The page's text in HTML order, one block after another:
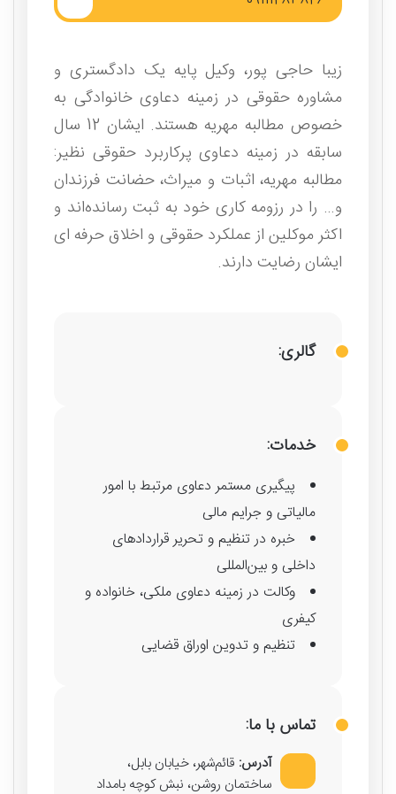
زیبا حاجی پور، وکیل پایه یک دادگستری و
مشاوره حقوقی در زمینه دعاوی خانوادگی به
خصوص مطالبه مهریه هستند. ایشان 12 سال
سابقه در زمینه دعاوی پرکاربرد حقوقی نظیر:
مطالبه مهریه، اثبات و میراث، حضانت فرزندان
و… را در رزومه کاری خود به ثبت رسانده‌اند و
اکثر موکلین از عملکرد حقوقی و اخلاق حرفه ای
ایشان رضایت دارند.
خدمات:
پیگیری مستمر دعاوی مرتبط با امور
مالیاتی و جرایم مالی
خبره در تنظیم و تحریر قراردادهای
داخلی و بین‌المللی
وکالت در زمینه دعاوی ملکی، خانواده و
کیفری
تنظیم و تدوین اوراق قضایی
تماس با ما:
آدرس: قائم‌شهر، خیابان بابل،
ساختمان روشن، نبش کوچه بامداد
گالری: